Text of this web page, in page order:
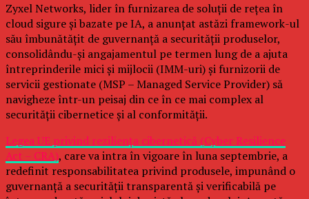
Zyxel Networks, lider în furnizarea de soluții de rețea în
cloud sigure și bazate pe IA, a anunțat astăzi framework-ul
său îmbunătățit de guvernanță a securității produselor,
consolidându-și angajamentul pe termen lung de a ajuta
întreprinderile mici și mijlocii (IMM-uri) și furnizorii de
servicii gestionate (MSP – Managed Service Provider) să
navigheze într-un peisaj din ce în ce mai complex al
securității cibernetice și al conformității.
Legea UE privind reziliența cibernetică (Cyber Resilience
Act – CRA), care va intra în vigoare în luna septembrie, a
redefinit responsabilitatea privind produsele, impunând o
guvernanță a securității transparentă și verificabilă pe